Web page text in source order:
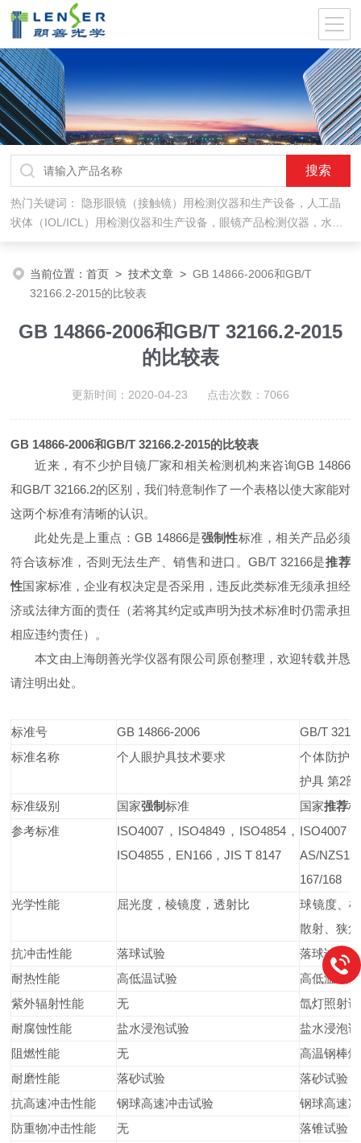
热门关键词： 隐形眼镜（接触镜）用检测仪器和生产设备，人工晶
状体（IOL/ICL）用检测仪器和生产设备，眼镜产品检测仪器，水气
当前位置：首页 >技术文章 >GB 14866-2006和GB/T
32166.2-2015的比较表
GB 14866-2006和GB/T 32166.2-2015
的比较表
更新时间：2020-04-23 点击次数：7066
GB 14866-2006和GB/T 32166.2-2015的比较表
近来，有不少护目镜厂家和相关检测机构来咨询GB 14866
和GB/T 32166.2的区别，我们特意制作了一个表格以使大家能对
这两个标准有清晰的认识。
此处先是上重点：GB 14866是强制性标准，相关产品必须
符合该标准，否则无法生产、销售和进口。GB/T 32166是推荐
性国家标准，企业有权决定是否采用，违反此类标准无须承担经
济或法律方面的责任（若将其约定或声明为技术标准时仍需承担
相应违约责任）。
本文由上海朗善光学仪器有限公司原创整理，欢迎转载并恳
请注明出处。
标准号 GB 14866-2006
GB/T
标准名称
个人眼护具技术要求
个体防护
护具 第2
标准级别
国家强制标准 国家推荐
参考标准
ISO4007，ISO4849，ISO4854，
ISO4855，EN166，JIS T 8147
ISO4007
AS/
167/168
光学性能
屈光度，棱镜度，透射比
球镜度、
散射、狭
抗冲击性能
落球试验
落球试验
耐热性能
高低温试验
高低温试验
紫外辐射性能
无
氙灯照射
耐腐蚀性能
盐水浸泡试验
盐水浸泡
阻燃性能
无
高温钢棒
耐磨性能
落砂试验
落砂试验
抗高速冲击性能
钢球高速冲击试验
钢球高速
防重物冲击性能
无
落锥试验